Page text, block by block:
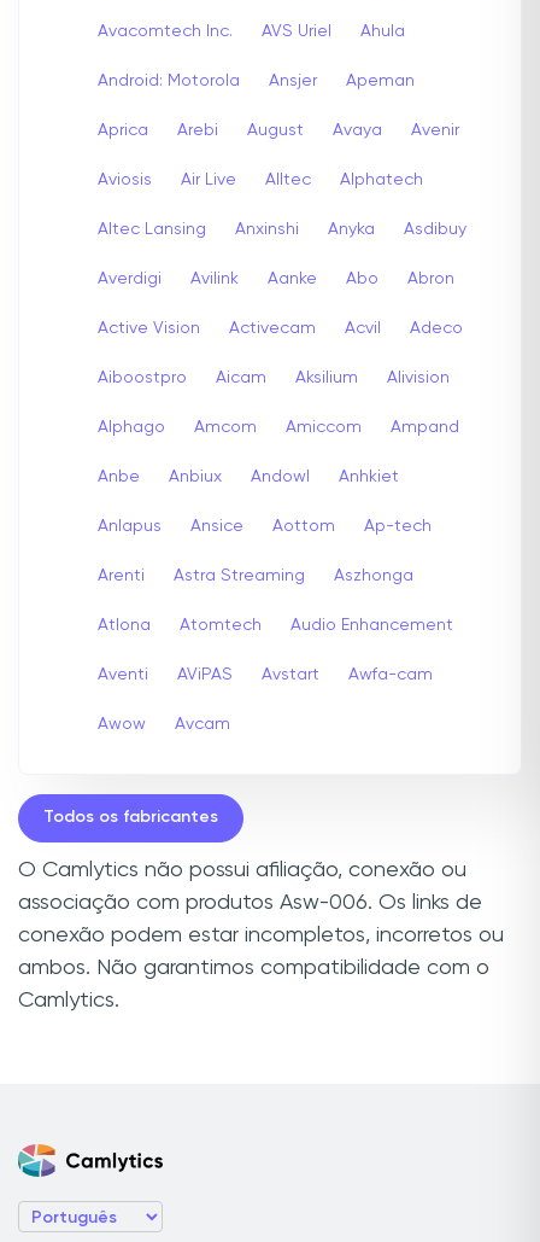
Avacomtech Inc. AVS Uriel Ahula
Android: Motorola Ansjer Apeman
Aprica Arebi August Avaya Avenir
Aviosis Air Live Alltec Alphatech
Altec Lansing Anxinshi Anyka Asdibuy
Averdigi Avilink Aanke Abo Abron
Active Vision Activecam Acvil Adeco
Aiboostpro Aicam Aksilium Alivision
Alphago Amcom Amiccom Ampand
Anbe Anbiux Andowl Anhkiet
Anlapus Ansice Aottom Ap-tech
Arenti Astra Streaming Aszhonga
Atlona Atomtech Audio Enhancement
Aventi AViPAS Avstart Awfa-cam
Awow Avcam
Todos os fabricantes
O Camlytics não possui afiliação, conexão ou
associação com produtos Asw-006. Os links de
conexão podem estar incompletos, incorretos ou
ambos. Não garantimos compatibilidade com o
Camlytics.